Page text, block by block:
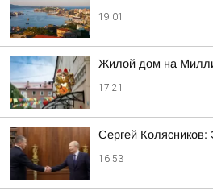
19:01
Жилой дом на
17:21
Сергей
16:53